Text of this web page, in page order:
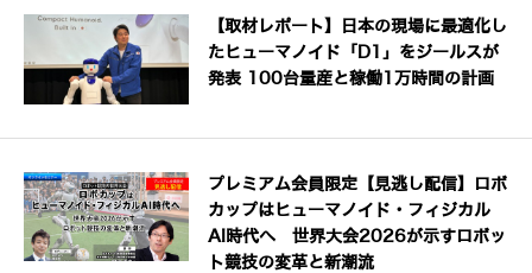
【取材レポート】日本の現場に最適化し
たヒューマノイド「D1」をジールスが
発表 100台量産と稼働1万時間の計画
プレミアム会員限定【見逃し配信】ロボ
カップはヒューマノイド・フィジカル
AI時代へ 世界大会2026が示すロボッ
ト競技の変革と新潮流